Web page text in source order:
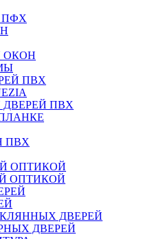
ПФХ
ОКОН
ПВХ
ДВЕРЕЙ ПВХ
ПВХ
ОПТИКОЙ
ОПТИКОЙ
ДВЕРЕЙ
ДВЕРЕЙ